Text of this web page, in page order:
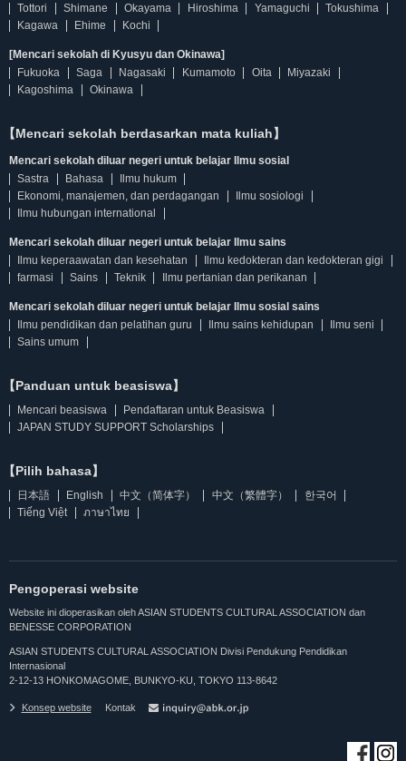
Tottori
Shimane Okayama Hiroshima Yamaguchi
Tokushima
Kagawa
Ehime Kochi
[Mencari sekolah di Kyusyu dan Okinawa]
Fukuoka
Saga Nagasaki Kumamoto Oita
Miyazaki
Kagoshima
Okinawa
【Mencari sekolah berdasarkan mata kuliah】
Mencari sekolah diluar negeri untuk belajar Ilmu sosial
Sastra
Bahasa
Ilmu hukum
Ekonomi, manajemen, dan perdagangan
Ilmu sosiologi
Ilmu hubungan international
Mencari sekolah diluar negeri untuk belajar Ilmu sains
Ilmu keperaawatan dan kesehatan
Ilmu kedokteran dan kedokteran gigi
farmasi
Sains Teknik Ilmu pertanian dan perikanan
Mencari sekolah diluar negeri untuk belajar Ilmu sosial sains
Ilmu pendidikan dan pelatihan guru
Ilmu sains kehidupan
Ilmu seni
Sains umum
【Panduan untuk beasiswa】
Mencari beasiswa
Pendaftaran untuk Beasiswa
JAPAN STUDY SUPPORT Scholarships
【Pilih bahasa】
日本語 English 中文（简体字） 中文（繁體字）
한국어
Tiếng Việt
ภาษาไทย
Pengoperasi website
Website ini dioperasikan oleh ASIAN STUDENTS CULTURAL ASSOCIATION dan
BENESSE CORPORATION
ASIAN STUDENTS CULTURAL ASSOCIATION Divisi Pendukung Pendidikan
Internasional
2-12-13 HONKOMAGOME, BUNKYO-KU, TOKYO 113-8642
Konsep website Kontak